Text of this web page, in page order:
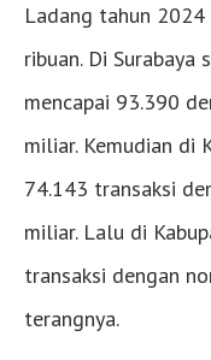
Ladang tahun
ribuan. Di
mencapai 93.390
miliar. Kemudian di
74.143 transaksi
miliar. Lalu di
transaksi dengan
terangnya.